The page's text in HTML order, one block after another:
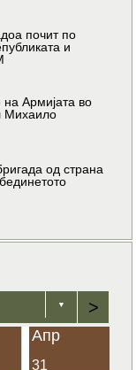
почит по
и
Армијата во
Михаило
од страна
▼ >
Апр
31